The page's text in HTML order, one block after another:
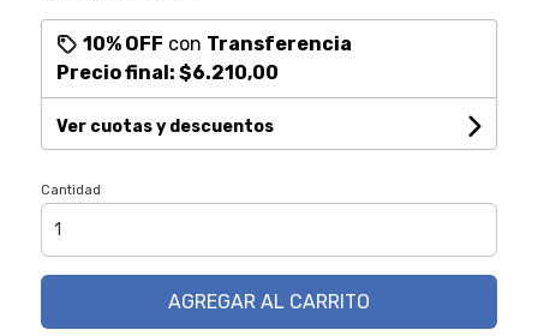
10% OFF con Transferencia
Precio final: $6.210,00
Ver cuotas y descuentos
Cantidad
AGREGAR AL CARRITO